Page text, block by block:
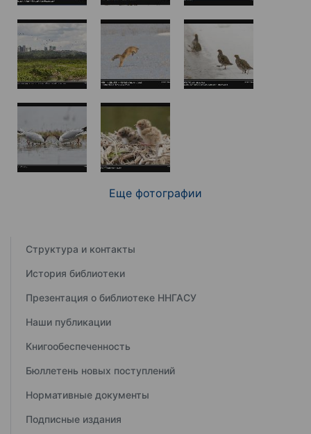
Еще фотографии
Структура и контакты
История библиотеки
Презентация о библиотеке ННГАСУ
Наши публикации
Книгообеспеченность
Бюллетень новых поступлений
Нормативные документы
Подписные издания